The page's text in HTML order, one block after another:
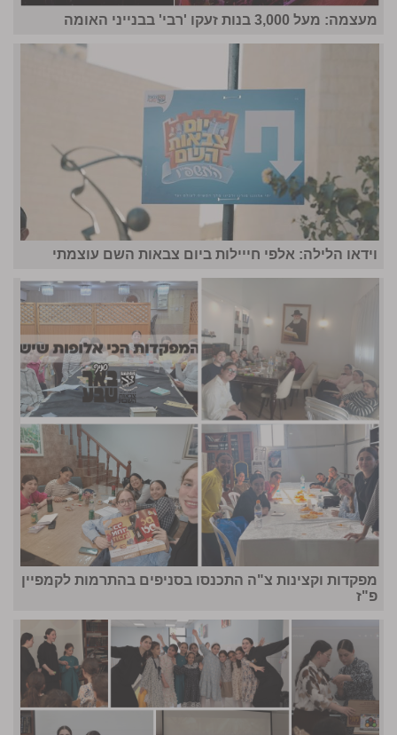
מעצמה: מעל 3,000 בנות זעקו 'רבי' בבנייני האומה
וידאו הלילה: אלפי חייילות ביום צבאות השם עוצמתי
מפקדות וקצינות צ"ה התכנסו בסניפים בהתרמות לקמפיין
פ"ז